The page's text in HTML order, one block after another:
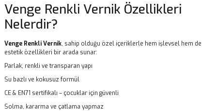
Venge Renkli Vernik Özellikleri
Nelerdir?
Venge Renkli Vernik, sahip olduğu özel içeriklerle hem işlevsel hem de
estetik özellikleri bir arada sunar:
Parlak, renkli ve transparan yapı
Su bazlı ve kokusuz formül
CE & EN71 sertifikalı – çocuklar için güvenli
Solma, kararma ve çatlama yapmaz